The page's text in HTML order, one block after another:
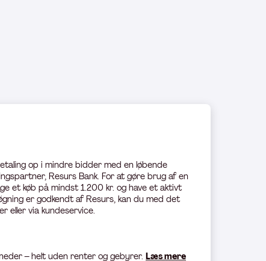
op i mindre bidder med en løbende
Resurs Bank. For at gøre brug af en
et køb på mindst 1.200 kr. og have et aktivt
er godkendt af Resurs, kan du med det
eller via kundeservice.
– helt uden renter og gebyrer. Læs mere